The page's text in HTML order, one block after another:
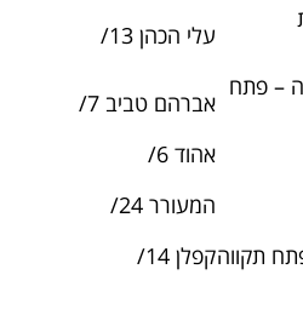
03-5779620
03-9085205
03-6790205